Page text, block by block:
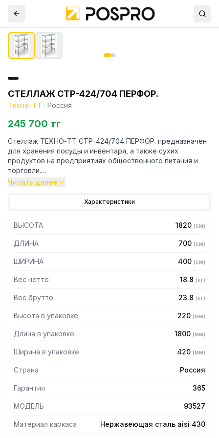
СТЕЛЛАЖ СТР-424/704 ПЕРФОР.
Техно-ТТ · Россия
245 700 тг
Стеллаж ТЕХНО-ТТ СТР-424/704 ПЕРФОР. предназначен
для хранения посуды и инвентаря, а также сухих
продуктов на предприятиях общественного питания и
торговли.
430 толщиной 2 мм
— Четыре перфорированные полки из нержавеющей
стали марки AISI 304 толщиной 0,8 мм
— Расстояние между полками регулируемое с шагом 50
— Регулируемые опоры
Читать далее
Характеристики
ВЫСОТА 1820 (см)
ДЛИНА 700 (см)
ШИРИНА 400 (см)
Вес нетто 18.8 (кг)
Вес брутто 23.8 (кг)
Высота в упаковке 220 (мм)
Длина в упаковке 1800 (мм)
Ширина в упаковке 420 (мм)
Страна Россия
Гарантия 365
МОДЕЛЬ 93527
Материал каркаса Нержавеющая сталь aisi 430